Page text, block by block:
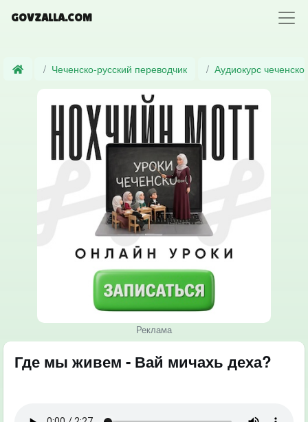
GOVZALLA.COM
Чеченско-русский переводчик Аудиокурс
Реклама
Где мы живем - Вай мичахь деха?